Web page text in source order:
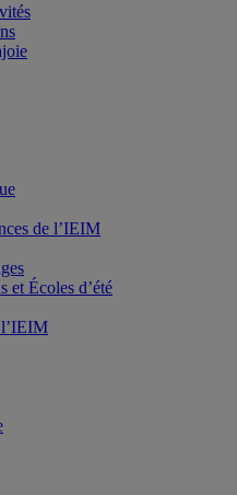
de l’IEIM
et Écoles d’été